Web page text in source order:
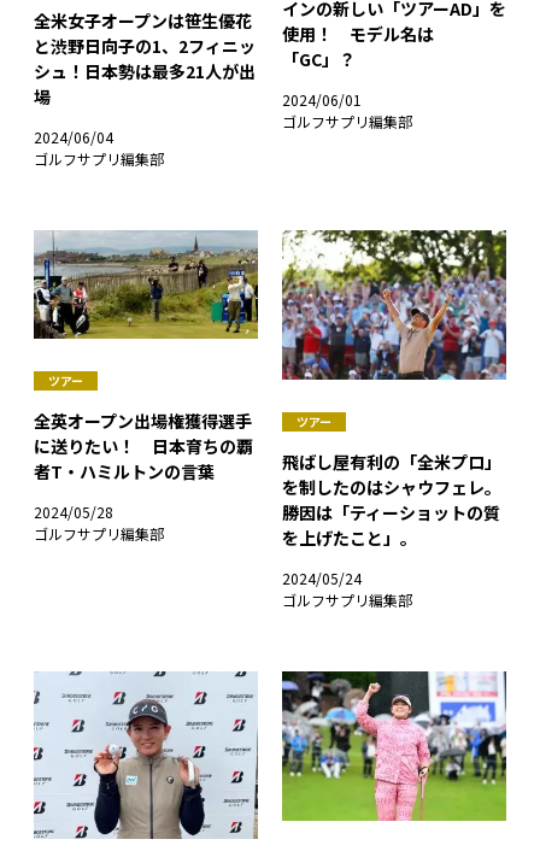
全米女子オープンは笹生優花
と渋野日向子の1、2フィニッ
シュ！日本勢は最多21人が出
場
2024/06/04
ゴルフサプリ編集部
インの新しい「ツアーAD」を
使用！ モデル名は
「GC」？
2024/06/01
ゴルフサプリ編集部
ツアー
全英オープン出場権獲得選手
に送りたい！ 日本育ちの覇
者T・ハミルトンの言葉
2024/05/28
ゴルフサプリ編集部
ツアー
飛ばし屋有利の「全米プロ」
を制したのはシャウフェレ。
勝因は「ティーショットの質
を上げたこと」。
2024/05/24
ゴルフサプリ編集部